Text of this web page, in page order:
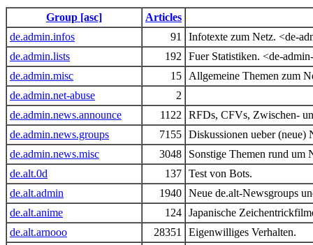
Group [asc]
Articles
de.admin.infos
91
Infotexte zum Netz. <de-
de.admin.lists
192
Fuer Statistiken. <de-
de.admin.misc
15
Allgemeine Themen zum
de.admin.net-abuse
2
de.admin.news.announce
1122
RFDs, CFVs, Zwischen-
de.admin.news.groups
7155 Diskussionen ueber (neue)
de.admin.news.misc
3048
Sonstige Themen rund um
de.alt.0d
137 Test von Bots.
de.alt.admin
1940 Neue de.alt-Newsgroups
de.alt.anime
124 Japanische
de.alt.arnooo
28351
Eigenwilliges Verhalten.